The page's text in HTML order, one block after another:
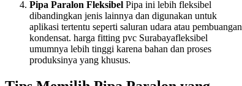
Pipa Paralon Fleksibel Pipa ini lebih fleksibel
dibandingkan jenis lainnya dan digunakan untuk
aplikasi tertentu seperti saluran udara atau pembuangan
kondensat. harga fitting pvc Surabayafleksibel
umumnya lebih tinggi karena bahan dan proses
produksinya yang khusus.